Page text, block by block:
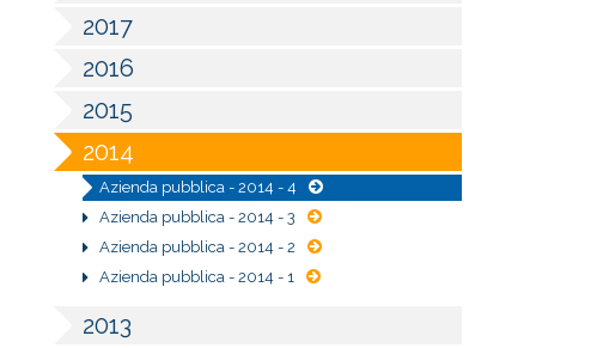
2017
2016
2015
2014
Azienda pubblica - 2014 - 4
Azienda pubblica - 2014 - 3
Azienda pubblica - 2014 - 2
Azienda pubblica - 2014 - 1
2013